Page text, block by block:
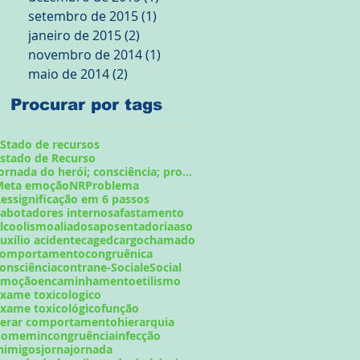
setembro de 2015(1)
janeiro de 2015(2)
novembro de 2014(1)
maio de 2014(2)
Procurar por tags
de recursos
de Recurso
Jornada do herói; consciência; problema;
emoçãoNRProblema
em 6 passos
internosafastamento
aliadosaposentadoriaaso
acidentecagedcargochamado
congruênica
contrane-SocialeSocial
encaminhamentoetilismo
toxicologico
toxicológicofunção
comportamentohierarquia
incongruênciainfecção
jornajornada